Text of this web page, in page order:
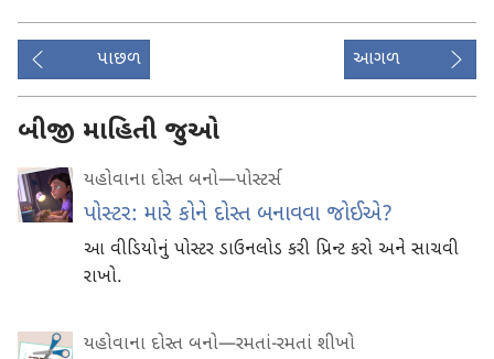
કરવા
માટેના
વિકલ્પો
પાછળ આગળ
બીજી માહિતી જુઓ
યહોવાના દોસ્ત બનો—પોસ્ટર્સ
પોસ્ટર: મારે કોને દોસ્ત બનાવવા જોઈએ?
આ વીડિયોનું પોસ્ટર ડાઉનલોડ કરી પ્રિન્ટ કરો અને સાચવી
રાખો.
યહોવાના દોસ્ત બનો—રમતાં-રમતાં શીખો